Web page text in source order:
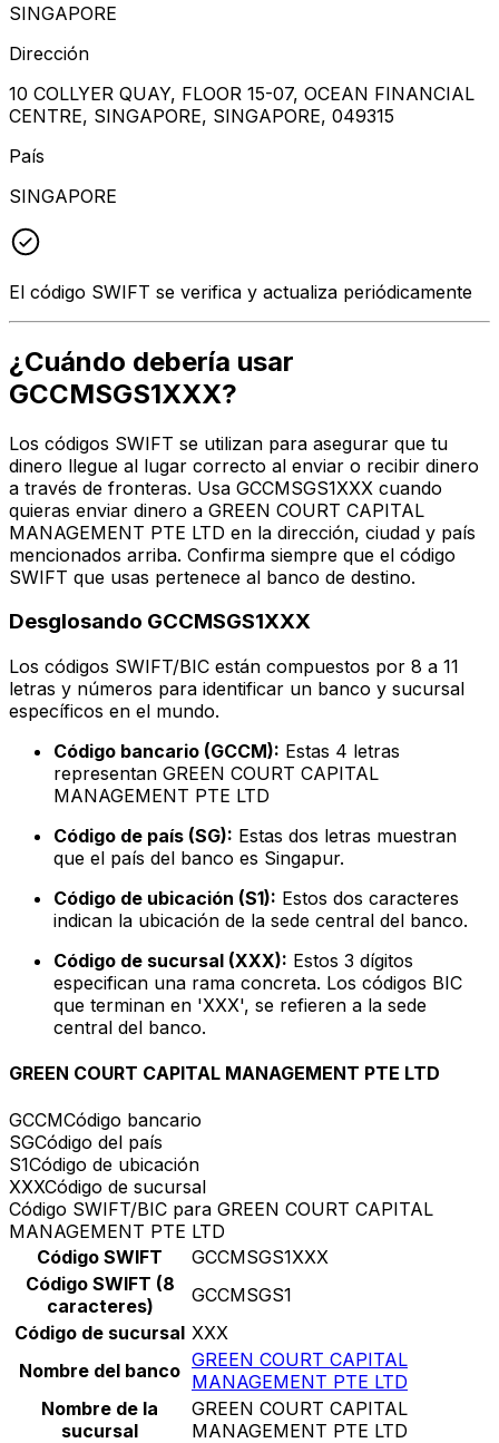
SINGAPORE
Dirección
10 COLLYER QUAY, FLOOR 15-07, OCEAN FINANCIAL
CENTRE, SINGAPORE, SINGAPORE, 049315
País
SINGAPORE
El código SWIFT se verifica y actualiza periódicamente
¿Cuándo debería usar
GCCMSGS1XXX?
Los códigos SWIFT se utilizan para asegurar que tu
dinero llegue al lugar correcto al enviar o recibir dinero
a través de fronteras. Usa GCCMSGS1XXX cuando
quieras enviar dinero a GREEN COURT CAPITAL
MANAGEMENT PTE LTD en la dirección, ciudad y país
mencionados arriba. Confirma siempre que el código
SWIFT que usas pertenece al banco de destino.
Desglosando GCCMSGS1XXX
Los códigos SWIFT/BIC están compuestos por 8 a 11
letras y números para identificar un banco y sucursal
específicos en el mundo.
Código bancario (GCCM): Estas 4 letras
representan GREEN COURT CAPITAL
MANAGEMENT PTE LTD
Código de país (SG): Estas dos letras muestran
que el país del banco es Singapur.
Código de ubicación (S1): Estos dos caracteres
indican la ubicación de la sede central del banco.
Código de sucursal (XXX): Estos 3 dígitos
especifican una rama concreta. Los códigos BIC
que terminan en 'XXX', se refieren a la sede
central del banco.
GREEN COURT CAPITAL MANAGEMENT PTE LTD
GCCMCódigo bancario
SGCódigo del país
S1Código de ubicación
XXXCódigo de sucursal
Código SWIFT/BIC para GREEN COURT CAPITAL
MANAGEMENT PTE LTD
Código SWIFT
GCCMSGS1XXX
Código SWIFT (8
caracteres)
GCCMSGS1
Código de sucursal XXX
Nombre del banco GREEN COURT CAPITAL
MANAGEMENT PTE LTD
Nombre de la
sucursal
GREEN COURT CAPITAL
MANAGEMENT PTE LTD